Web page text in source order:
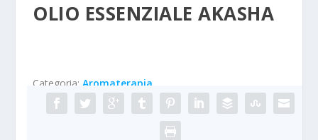
OLIO ESSENZIALE AKASHA
Categoria: Aromaterapia